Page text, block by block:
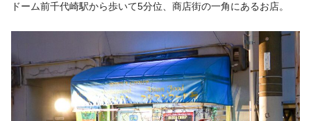
ドーム前千代崎駅から歩いて5分位、商店街の一角にあるお店。